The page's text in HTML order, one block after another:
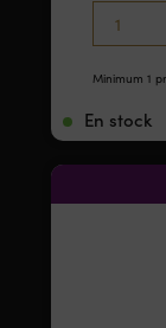
1
Minimum 1
En stock